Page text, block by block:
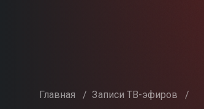
Главная / Записи ТВ-эфиров /